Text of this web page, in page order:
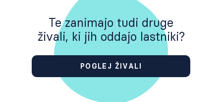
Te zanimajo tudi druge
živali, ki jih oddajo lastniki?
POGLEJ ŽIVALI